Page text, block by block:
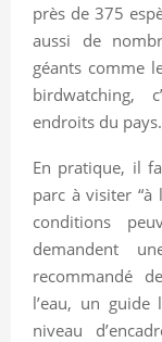
près de 375
aussi de
géants comme
birdwatching,
endroits du pays.
En pratique, il
parc à visiter “à
conditions
demandent
recommandé
l’eau, un guide
niveau